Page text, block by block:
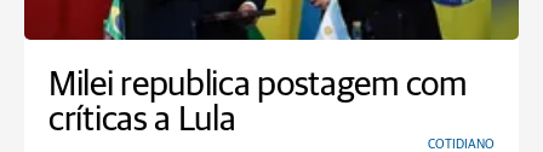
Milei republica postagem com
críticas a Lula
COTIDIANO